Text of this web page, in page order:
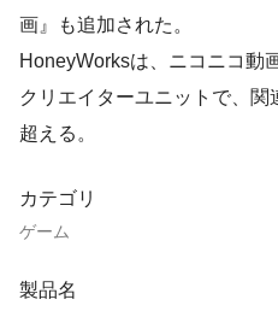
画』も追加された。
HoneyWorksは、ニコニコ動
クリエイターユニットで、
超える。
カテゴリ
ゲーム
製品名